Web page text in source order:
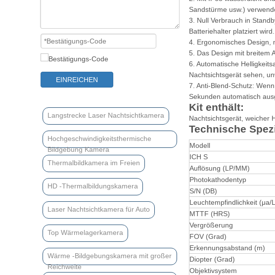
EINREICHEN
Langstrecke Laser Nachtsichtkamera
Hochgeschwindigkeitsthermische
Bildgebung Kamera
Thermalbildkamera im Freien
HD -Thermalbildungskamera
Laser Nachtsichtkamera für Auto
Top Wärmelagerkamera
Wärme -Bildgebungskamera mit großer
Reichweite
Sandstürme usw.)
3. Null Verbrauch in
Batteriehalter platziert wird.
4. Ergonomisches Design,
5. Das Design mit breitem
6. Automatische
Nachtsichtsgerät sehen,
7. Anti-Blend-Schutz:
Sekunden automatisch
Kit enthält:
Nachtsichtsgerät, weicher
Technische
Modell
ICH S
Auflösung (LP/MM)
Photokathodentyp
S/N (DB)
Leuchtempfindlichkeit (μа/
MTTF (HRS)
Vergrößerung
FOV (Grad)
Erkennungsabstand (m)
Diopter (Grad)
Objektivsystem